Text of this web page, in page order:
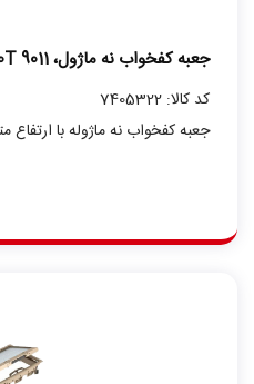
جعبه کفخواب نه ماژول، GES6-2U10T 9011
کد کالا: 7405322
جعبه کفخواب نه ماژوله با ارتفاع